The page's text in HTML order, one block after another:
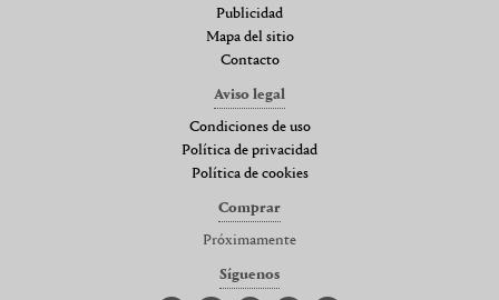
Publicidad
Mapa del sitio
Contacto
Aviso legal
Condiciones de uso
Política de privacidad
Política de cookies
Comprar
Próximamente
Síguenos